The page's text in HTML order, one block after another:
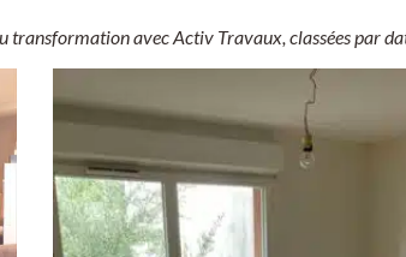
transformation avec Activ Travaux, classées par